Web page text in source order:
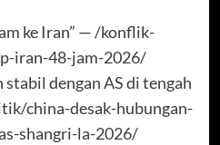
ke Iran” — /konflik-
iran-48-jam-2026/
stabil dengan AS di tengah
china-desak-hubungan-
shangri-la-2026/